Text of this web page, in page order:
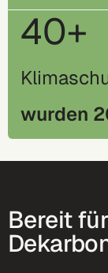
40+
wurden
Bereit